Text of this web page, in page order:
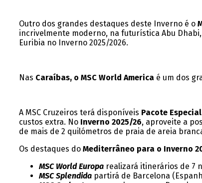
Outro dos grandes destaques deste Inverno é o
incrivelmente moderno, na futurística Abu
Euribia no Inverno 2025/2026.
Nas Caraíbas, o MSC World America é um dos
A MSC Cruzeiros terá disponíveis Pacote
custos extra. No Inverno 2025/26, aproveite a
de mais de 2 quilómetros de praia de areia
Os destaques do Mediterrâneo para o Inverno
MSC World Europarealizará itinerários de 7
MSC Splendidapartirá de Barcelona